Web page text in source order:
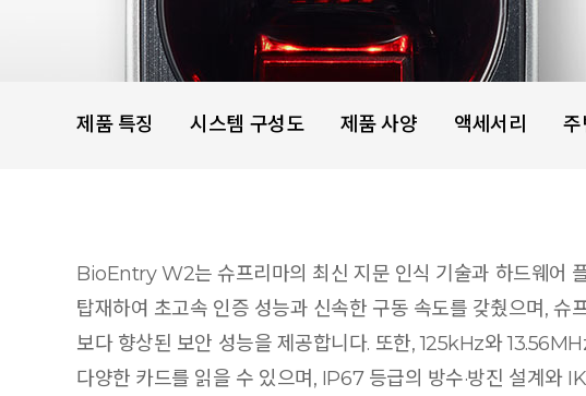
제품 특징 시스템 구성도 제품 사양 액세서리 주
BioEntry W2는 슈프리마의 최신 지문 인식 기술과 하드웨어
탑재하여 초고속 인증 성능과 신속한 구동 속도를 갖췄으며,
보다 향상된 보안 성능을 제공합니다. 또한, 125kHz와
다양한 카드를 읽을 수 있으며, IP67 등급의 방수·방진 설계와